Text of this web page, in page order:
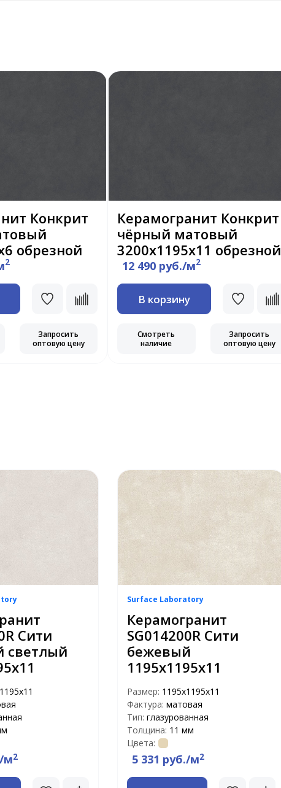
Конкрит
обрезной
2
Запросить
оптовую цену
Керамогранит Конкрит
чёрный матовый
3200x1195x11 обрезной
12 490 руб./м2
В корзину
Смотреть
наличие
Запросить
оптовую цену
Сити
светлый
м2
Surface Laboratory
Керамогранит
SG014200R Сити
бежевый
1195х1195х11
Размер: 1195х1195х11
Фактура: матовая
Тип: глазурованная
Толщина: 11 мм
Цвета:
5 331 руб./м2